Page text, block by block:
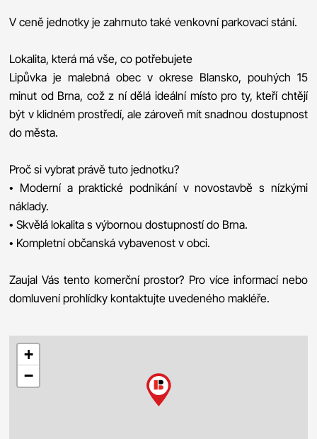
V ceně jednotky je zahrnuto také venkovní parkovací stání.
Lokalita, která má vše, co potřebujete
Lipůvka je malebná obec v okrese Blansko, pouhých 15
minut od Brna, což z ní dělá ideální místo pro ty, kteří chtějí
být v klidném prostředí, ale zároveň mít snadnou dostupnost
do města.
Proč si vybrat právě tuto jednotku?
• Moderní a praktické podnikání v novostavbě s nízkými
náklady.
• Skvělá lokalita s výbornou dostupností do Brna.
• Kompletní občanská vybavenost v obci.
Zaujal Vás tento komerční prostor? Pro více informací nebo
domluvení prohlídky kontaktujte uvedeného makléře.
+
−